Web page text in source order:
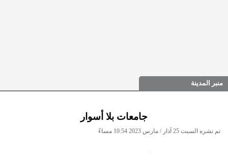
منبر المدينة
جامعات بلا أسوار
تم نشره السبت 25 آذار / مارس 2023 10:54 مساءً